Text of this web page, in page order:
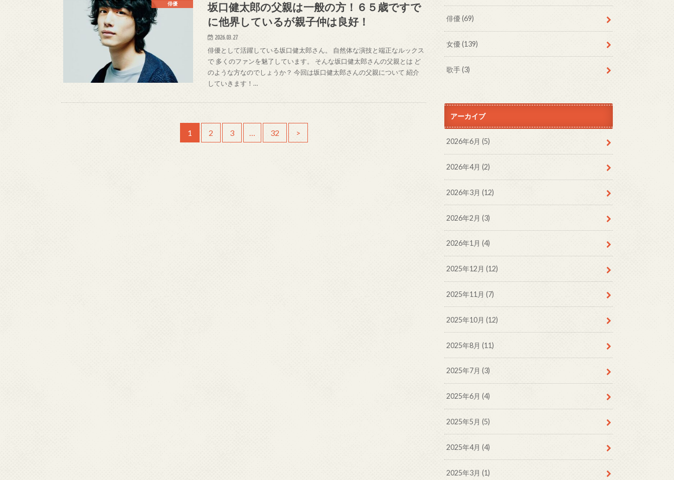
俳優
坂口健太郎の父親は一般の方！６５歳ですで
に他界しているが親子仲は良好！
2026.03.27
俳優として活躍している坂口健太郎さん。 自然体な演技と端正なルックス
で 多くのファンを魅了しています。 そんな坂口健太郎さんの父親とは ど
のような方なのでしょうか？ 今回は坂口健太郎さんの父親について 紹介
していきます！…
1 2 3 … 32 >
俳優(69)
女優(139)
歌手(3)
アーカイブ
2026年6月 (5)
2026年4月 (2)
2026年3月 (12)
2026年2月 (3)
2026年1月 (4)
2025年12月 (12)
2025年11月 (7)
2025年10月 (12)
2025年8月 (11)
2025年7月 (3)
2025年6月 (4)
2025年5月 (5)
2025年4月 (4)
2025年3月 (1)